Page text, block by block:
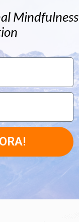
Mindfulness